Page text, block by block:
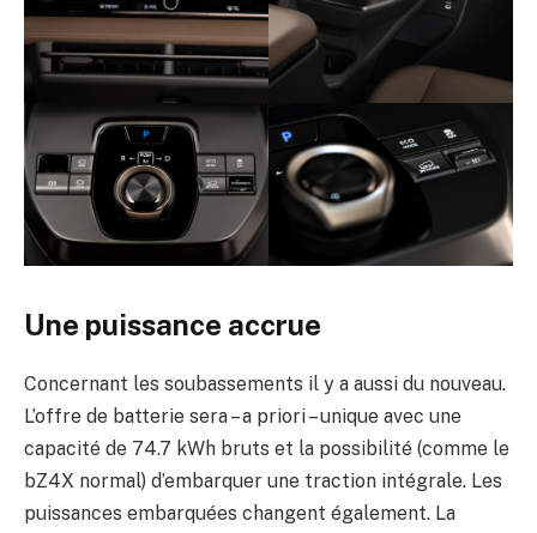
Une puissance accrue
Concernant les soubassements il y a aussi du nouveau.
L’offre de batterie sera – a priori – unique avec une
capacité de 74.7 kWh bruts et la possibilité (comme le
bZ4X normal) d’embarquer une traction intégrale. Les
puissances embarquées changent également. La